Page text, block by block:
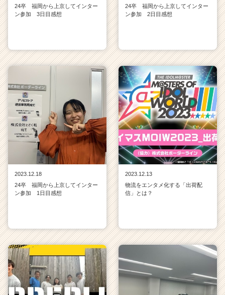
24卒 福岡から上京してインター
ン参加 3日目感想
24卒 福岡から上京してインター
ン参加 2日目感想
2023.12.18
24卒 福岡から上京してインター
ン参加 1日目感想
2023.12.13
物流をエンタメ化する「出荷配
信」とは？